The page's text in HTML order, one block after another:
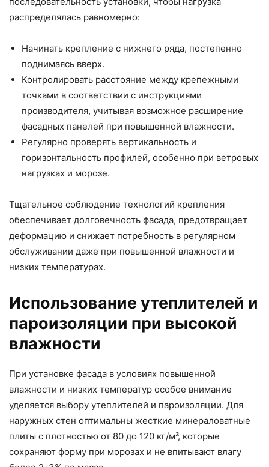
распределялась равномерно:
Начинать крепление с нижнего ряда, постепенно
поднимаясь вверх.
Контролировать расстояние между крепежными
точками в соответствии с инструкциями
производителя, учитывая возможное расширение
фасадных панелей при повышенной влажности.
Регулярно проверять вертикальность и
горизонтальность профилей, особенно при ветровых
нагрузках и морозе.
Тщательное соблюдение технологий крепления
обеспечивает долговечность фасада, предотвращает
деформацию и снижает потребность в регулярном
обслуживании даже при повышенной влажности и
низких температурах.
Использование утеплителей и
пароизоляции при высокой
влажности
При установке фасада в условиях повышенной
влажности и низких температур особое внимание
уделяется выбору утеплителей и пароизоляции. Для
наружных стен оптимальны жесткие минераловатные
плиты с плотностью от 80 до 120 кг/м³, которые
сохраняют форму при морозах и не впитывают влагу